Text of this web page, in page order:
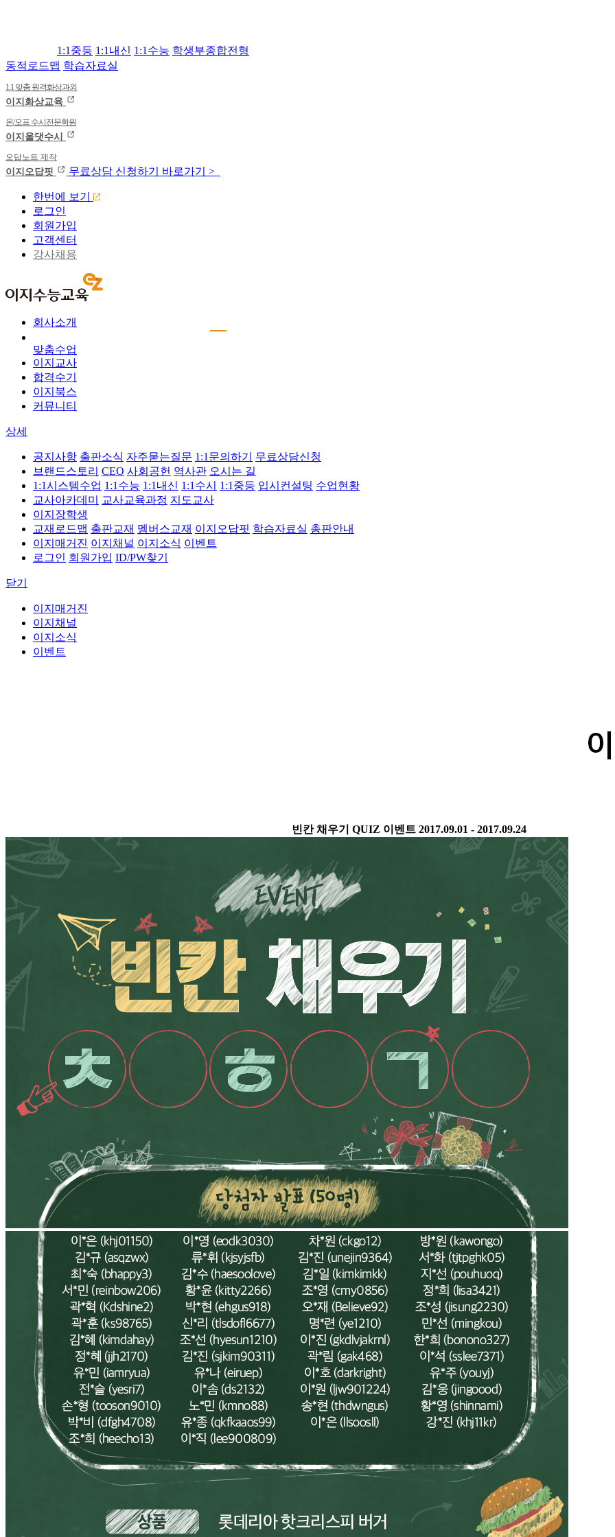
1:1중등 1:1내신 1:1수능 학생부종합전형
동적로드맵 학습자료실
1:1 맞춤 원격화상과외
이지화상교육
온/오프 수시전문학원
이지올댓수시
오답노트 제작
이지오답핏 무료상담 신청하기 바로가기 >
한번에 보기
로그인
회원가입
고객센터
강사채용
회사소개
맞춤수업
이지교사
합격수기
이지북스
커뮤니티
상세
공지사항 출판소식 자주묻는질문 1:1문의하기
무료상담신청
브랜드스토리 CEO 사회공헌 역사관 오시는 길
1:1시스템수업 1:1수능 1:1내신 1:1수시 1:1중등 입시컨설팅 수업현황
교사아카데미
교사교육과정 지도교사
이지장학생
교재로드맵 출판교재 멤버스교재 이지오답핏 학습자료실 총판안내
이지매거진 이지채널 이지소식 이벤트
로그인 회원가입 ID/PW찾기
닫기
이지매거진
이지채널
이지소식
이벤트
빈칸 채우기 QUIZ 이벤트 2017.09.01 - 2017.09.24